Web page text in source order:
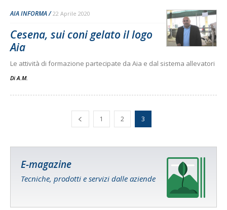
AIA INFORMA 22 Aprile 2020
Cesena, sui coni gelato il logo
Aia
Le attività di formazione partecipate da Aia e dal sistema allevatori
DiA.M.
1 2 3
E-magazine
Tecniche, prodotti e servizi dalle aziende